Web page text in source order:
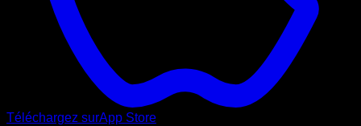
Téléchargez surApp Store